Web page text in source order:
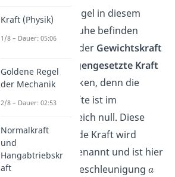
Damit sich die Kugel in diesem
System aber in Ruhe befinden
kann, muss eine der Gewichtskraft
der Kugel
entgegengesetzte Kraft
auf die Kugel wirken, denn die
Summe aller Kräfte ist im
Gleichgewicht gleich null. Diese
entgegenwirkende Kraft wird
Trägheitskraft
genannt und ist hier
mit
und der Beschleunigung
Kraft (Physik)
1/8 – Dauer: 05:06
Goldene Regel
der Mechanik
2/8 – Dauer: 02:53
Normalkraft
und
Hangabtriebskr
aft